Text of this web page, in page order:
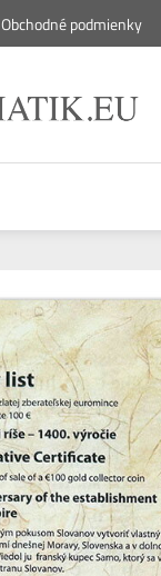
Obchodné podmienky